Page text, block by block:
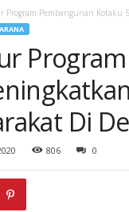
Program Pembangunan Kotaku
Di
806 0